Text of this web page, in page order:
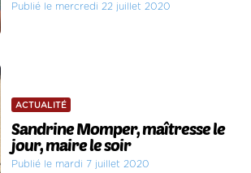
Publié le mercredi 22 juillet 2020
ACTUALITÉ
Sandrine Momper, maîtresse le
jour, maire le soir
Publié le mardi 7 juillet 2020